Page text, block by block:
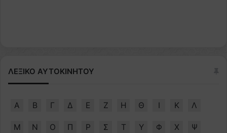
ΛΕΞΙΚΟ ΑΥΤΟΚΙΝΗΤΟΥ
Α Β Γ Δ Ε Ζ Η Θ Ι Κ Λ
Μ Ν Ο Π Ρ Σ Τ Υ Φ Χ Ψ